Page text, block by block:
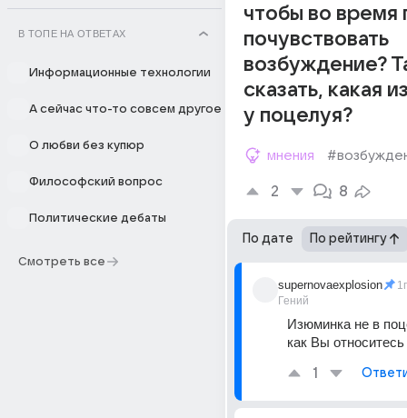
В ТОПЕ НА ОТВЕТАХ
Информационные технологии
А сейчас что-то совсем другое
О любви без купюр
Философский вопрос
Политические дебаты
Смотреть все
чтобы во время
почувствовать
возбуждение?
сказать, какая
у поцелуя?
мнения
2 8
По дате По рейтингу
supernovaexplosion
Гений
1г
Изюминка не в
как Вы относитесь
1